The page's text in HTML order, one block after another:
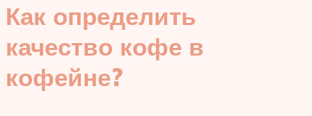
Как определить
качество кофе в
кофейне?